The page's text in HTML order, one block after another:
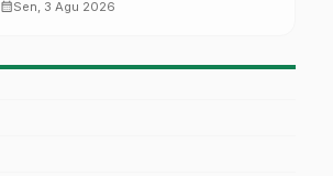
Pekalongan Ikuti Pelatihan Literasi
calendar_monthSen, 3 Agu 2026